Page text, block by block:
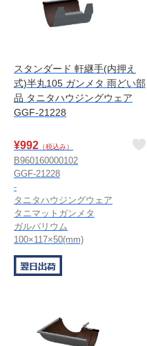
スタンダード 軒継手(内押え
式)半丸105 ガンメタ 雨どい部
品 タニタハウジングウェア
GGF-21228
¥992 （税込み）
B960160000102
GGF-21228
-
タニタハウジングウェア
タニマットガンメタ
ガルバリウム
100×117×50(mm)